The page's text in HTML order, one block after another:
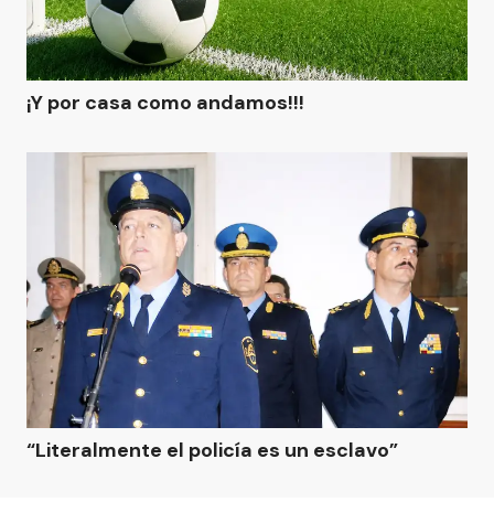
¡Y por casa como andamos!!!
“Literalmente el policía es un esclavo”